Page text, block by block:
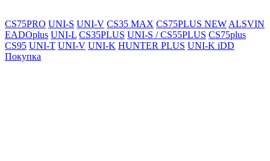
CS75PRO UNI-S UNI-V CS35 MAX CS75PLUS NEW ALSVIN
EADOplus UNI-L CS35PLUS UNI-S / CS55PLUS CS75plus
CS95 UNI-T UNI-V UNI-K HUNTER PLUS UNI-K iDD
Покупка